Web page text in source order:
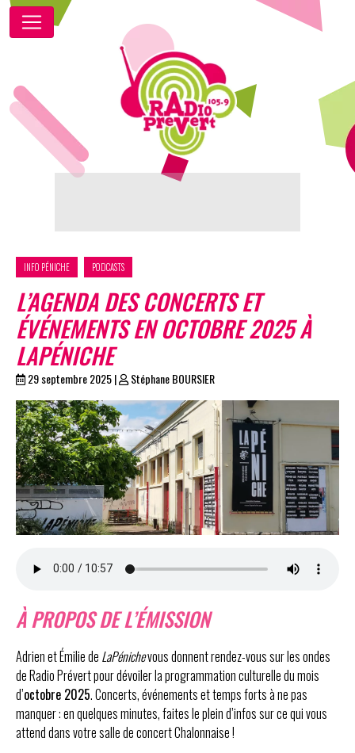
INFO PÉNICHE PODCASTS
L’AGENDA DES CONCERTS ET
ÉVÉNEMENTS EN OCTOBRE 2025 À
LAPÉNICHE
29 septembre 2025| Stéphane BOURSIER
À PROPOS DE L’ÉMISSION
Adrien et Émilie de LaPénichevous donnent rendez-vous sur les ondes
de Radio Prévert pour dévoiler la programmation culturelle du mois
d’octobre 2025. Concerts, événements et temps forts à ne pas
manquer : en quelques minutes, faites le plein d’infos sur ce qui vous
attend dans votre salle de concert Chalonnaise !